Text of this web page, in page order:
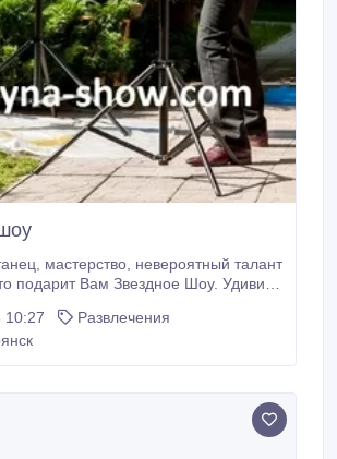
талант
подарит Вам Звездное Шоу. Удивить
и сказочность этого шоу
создании творческого шедевра,
10:27
Развлечения